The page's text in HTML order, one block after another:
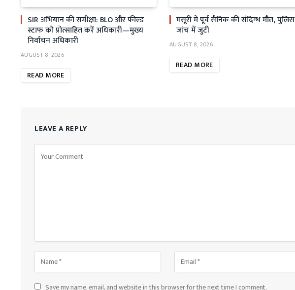
SIR अभियान की समीक्षा: BLO और फील्ड
स्टाफ को प्रोत्साहित करें अधिकारी—मुख्य
निर्वाचन अधिकारी
AUGUST 8, 2026
READ MORE
मसूरी में पूर्व सैनिक की संदिग्ध मौत, पुलिस
जांच में जुटी
AUGUST 8, 2026
READ MORE
LEAVE A REPLY
Save my name, email, and website in this browser for the next time I comment.